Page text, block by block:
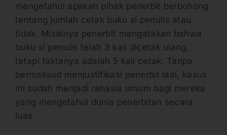
mengetahui apakah pihak penerbit berbohong
tentang jumlah cetak buku si penulis atau
tidak. Misalnya penerbit mengatakan bahwa
buku si penulis telah 3 kali dicetak ulang,
tetapi faktanya adalah 5 kali cetak. Tanpa
bermaksud menjustifikasi penerbit lain, kasus
ini sudah menjadi rahasia umum bagi mereka
yang mengetahui dunia penerbitan secara
luas.